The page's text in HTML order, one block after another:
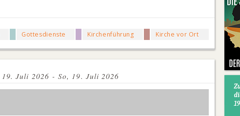
Gottesdienste Kirchenführung Kirche vor Ort
19. Juli 2026 - So, 19. Juli 2026